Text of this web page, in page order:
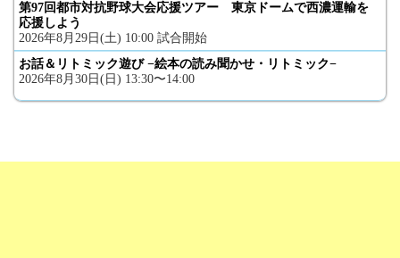
第97回都市対抗野球大会応援ツアー 東京ドームで西濃運輸を
応援しよう
2026年8月29日(土) 10:00 試合開始
お話＆リトミック遊び −絵本の読み聞かせ・リトミック−
2026年8月30日(日) 13:30〜14:00